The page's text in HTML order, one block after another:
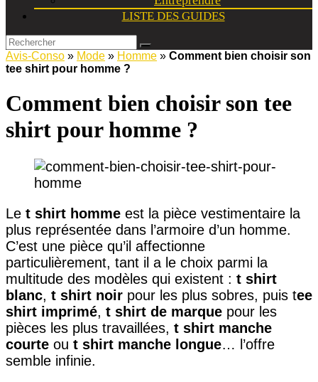
LISTE DES GUIDES
Avis-Conso » Mode » Homme » Comment bien choisir son
tee shirt pour homme ?
Comment bien choisir son tee
shirt pour homme ?
Le t shirt homme est la pièce vestimentaire la
plus représentée dans l’armoire d’un homme.
C’est une pièce qu’il affectionne
particulièrement, tant il a le choix parmi la
multitude des modèles qui existent : t shirt
blanc, t shirt noir pour les plus sobres, puis tee
shirt imprimé, t shirt de marque pour les
pièces les plus travaillées, t shirt manche
courte ou t shirt manche longue… l’offre
semble infinie.